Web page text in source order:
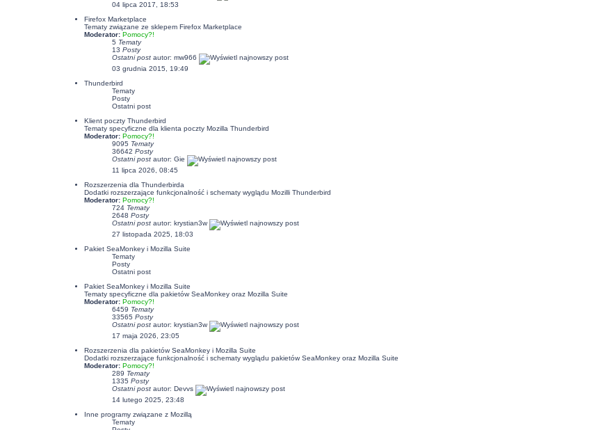
04 lipca 2017, 18:53
Firefox Marketplace
Tematy związane ze sklepem Firefox Marketplace
Moderator: Pomocy?!
5 Tematy
13 Posty
Ostatni postautor: mw966
03 grudnia 2015, 19:49
Thunderbird
Tematy
Posty
Ostatni post
Klient poczty Thunderbird
Tematy specyficzne dla klienta poczty Mozilla Thunderbird
Moderator: Pomocy?!
9095 Tematy
36642 Posty
Ostatni postautor: Gie
11 lipca 2026, 08:45
Rozszerzenia dla Thunderbirda
Dodatki rozszerzające funkcjonalność i schematy wyglądu Mozilli Thunderbird
Moderator: Pomocy?!
724 Tematy
2648 Posty
Ostatni postautor: krystian3w
27 listopada 2025, 18:03
Pakiet SeaMonkey i Mozilla Suite
Tematy
Posty
Ostatni post
Pakiet SeaMonkey i Mozilla Suite
Tematy specyficzne dla pakietów SeaMonkey oraz Mozilla Suite
Moderator: Pomocy?!
6459 Tematy
33565 Posty
Ostatni postautor: krystian3w
17 maja 2026, 23:05
Rozszerzenia dla pakietów SeaMonkey i Mozilla Suite
Dodatki rozszerzające funkcjonalność i schematy wyglądu pakietów SeaMonkey oraz Mozilla Suite
Moderator: Pomocy?!
289 Tematy
1335 Posty
Ostatni postautor: Devvs
14 lutego 2025, 23:48
Inne programy związane z Mozillą
Tematy